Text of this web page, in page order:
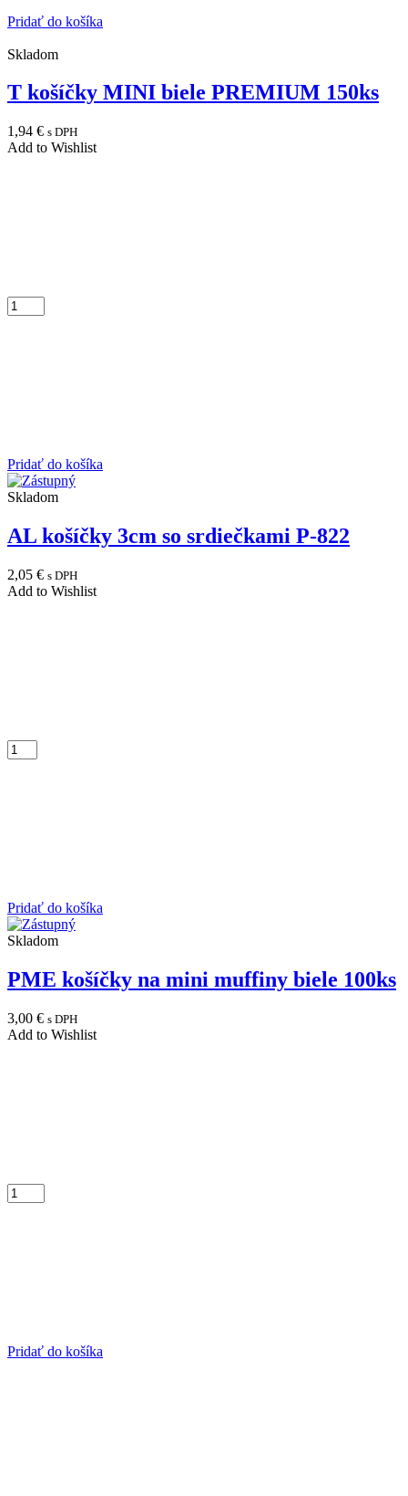
Pridať do košíka
Skladom
T košíčky MINI biele PREMIUM 150ks
1,94 € s DPH
Add to Wishlist
Pridať do košíka
Skladom
AL košíčky 3cm so srdiečkami P-822
2,05 € s DPH
Add to Wishlist
Pridať do košíka
Skladom
PME košíčky na mini muffiny biele 100ks
3,00 € s DPH
Add to Wishlist
Pridať do košíka